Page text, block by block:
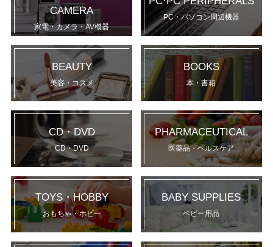
CAMERA
家電・カメラ・AV機器
PC・パソコン周辺機器
BEAUTY
美容・コスメ
BOOKS
本・書籍
CD・DVD
CD・DVD
PHARMACEUTICAL
医薬品・ヘルスケア
TOYS・HOBBY
おもちゃ・ホビー
BABY SUPPLIES
ベビー用品